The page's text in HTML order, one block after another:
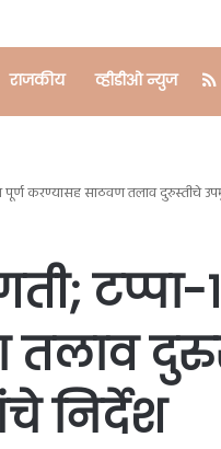
राजकीय व्हीडीओ न्युज
पूर्ण करण्यासह साठवण तलाव दुरुस्तीचे
निर्देश